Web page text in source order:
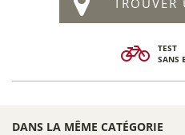
TROUVER
TEST
SANS
DANS LA MÊME CATÉGORIE